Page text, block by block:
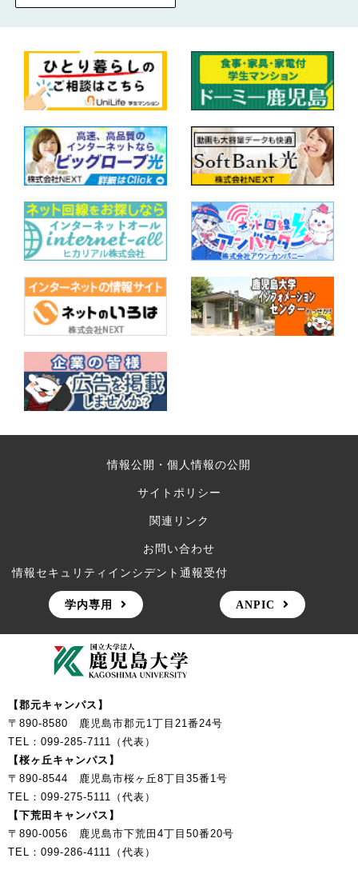
情報公開・個人情報の公開
サイトポリシー
関連リンク
お問い合わせ
情報セキュリティインシデント通報受付
学内専用 ANPIC
【郡元キャンパス】
〒890-8580 鹿児島市郡元1丁目21番24号
TEL：099-285-7111（代表）
【桜ヶ丘キャンパス】
〒890-8544 鹿児島市桜ヶ丘8丁目35番1号
TEL：099-275-5111（代表）
【下荒田キャンパス】
〒890-0056 鹿児島市下荒田4丁目50番20号
TEL：099-286-4111（代表）